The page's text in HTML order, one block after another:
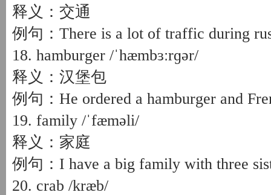
释义：交通
例句：There is a lot of traffic during
18. hamburger /ˈhæmbɜːrɡər/
释义：汉堡包
例句：He ordered a hamburger and
19. family /ˈfæməli/
释义：家庭
例句：I have a big family with three
20. crab /kræb/